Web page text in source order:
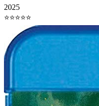
2025
⭐⭐⭐⭐⭐